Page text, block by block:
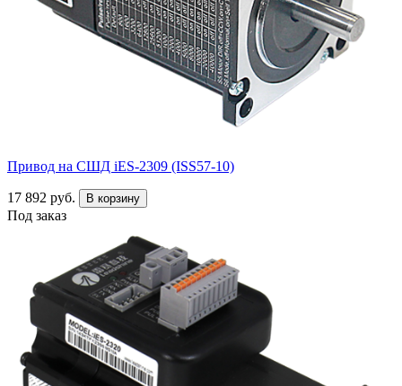
Привод на СШД iES-2309 (ISS57-10)
17 892 руб. В корзину
Под заказ